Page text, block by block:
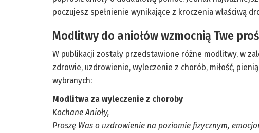
poczujesz spełnienie wynikające z kroczenia właściwą
Modlitwy do aniołów wzmocnią Twe
W publikacji zostały przedstawione różne modlitwy, w
zdrowie, uzdrowienie, wyleczenie z chorób, miłość,
wybranych:
Modlitwa za wyleczenie z choroby
Kochane Anioły,
Proszę Was o uzdrowienie na poziomie fizycznym,